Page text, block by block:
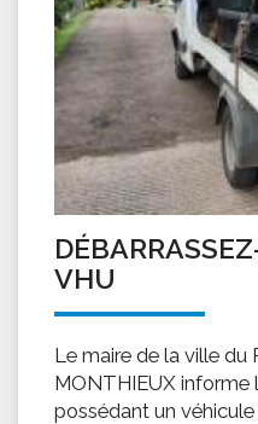
VHU
Le maire de la ville du
MONTHIEUX informe
possédant un